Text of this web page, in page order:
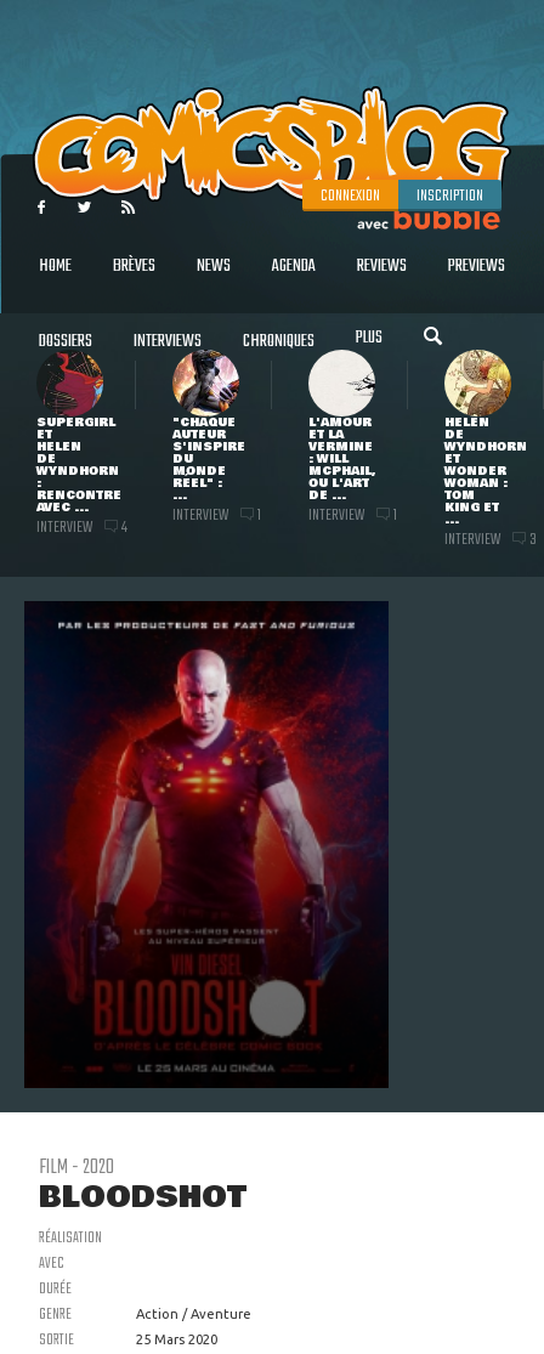
CONNEXION INSCRIPTION
HOME BRÈVES NEWS AGENDA REVIEWS PREVIEWS
DOSSIERS INTERVIEWS CHRONIQUES PLUS
SUPERGIRL
ET
HELEN
DE
WYNDHORN
:
RENCONTRE
AVEC ...
INTERVIEW 4
"CHAQUE
AUTEUR
S'INSPIRE
DU
MONDE
RÉEL" :
...
INTERVIEW 1
L'AMOUR
ET LA
VERMINE
: WILL
MCPHAIL,
OU L'ART
DE ...
INTERVIEW 1
HELEN
DE
WYNDHORN
ET
WONDER
WOMAN :
TOM
KING ET
...
INTERVIEW 3
FILM - 2020
BLOODSHOT
RÉALISATION
AVEC
DURÉE
GENRE
Action / Aventure
SORTIE 25 Mars 2020